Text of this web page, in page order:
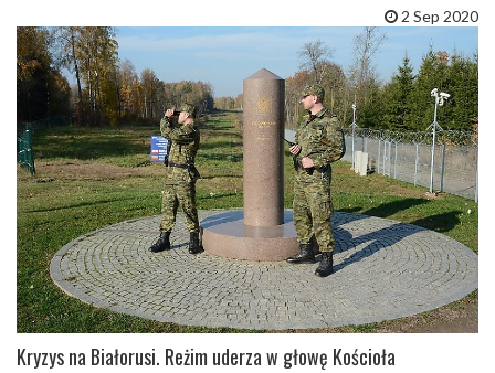
2 Sep 2020
Kryzys na Białorusi. Reżim uderza w głowę Kościoła